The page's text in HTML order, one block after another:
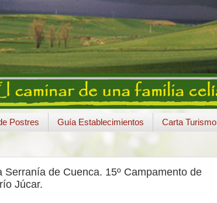
Postres Guía Establecimientos Carta Turismo
de Cuenca. 15º Campamento de
Júcar.